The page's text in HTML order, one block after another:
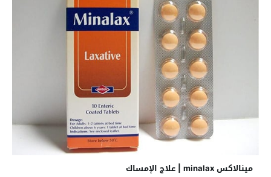
مينالاكس minalax | علاج الإمساك